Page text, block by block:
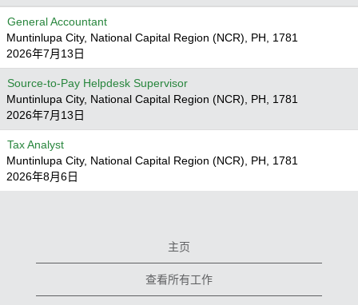
General Accountant
Muntinlupa City, National Capital Region (NCR), PH, 1781
2026年7月13日
Source-to-Pay Helpdesk Supervisor
Muntinlupa City, National Capital Region (NCR), PH, 1781
2026年7月13日
Tax Analyst
Muntinlupa City, National Capital Region (NCR), PH, 1781
2026年8月6日
主页
查看所有工作